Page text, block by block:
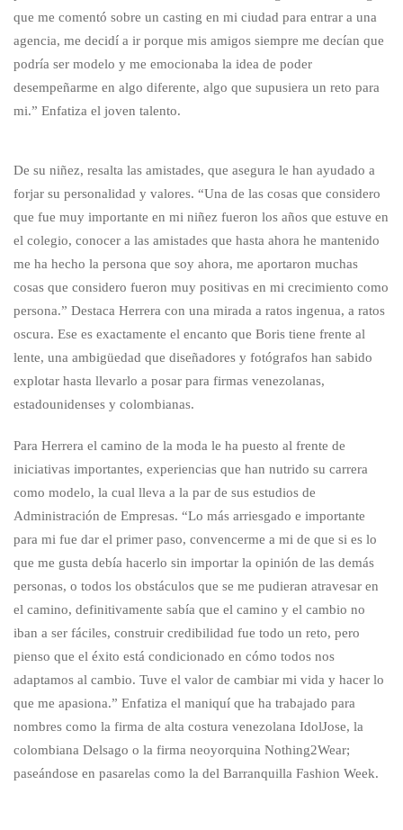
que me comentó sobre un casting en mi ciudad para entrar a una
agencia, me decidí a ir porque mis amigos siempre me decían que
podría ser modelo y me emocionaba la idea de poder
desempeñarme en algo diferente, algo que supusiera un reto para
mi.” Enfatiza el joven talento.
De su niñez, resalta las amistades, que asegura le han ayudado a
forjar su personalidad y valores. “Una de las cosas que considero
que fue muy importante en mi niñez fueron los años que estuve en
el colegio, conocer a las amistades que hasta ahora he mantenido
me ha hecho la persona que soy ahora, me aportaron muchas
cosas que considero fueron muy positivas en mi crecimiento como
persona.” Destaca Herrera con una mirada a ratos ingenua, a ratos
oscura. Ese es exactamente el encanto que Boris tiene frente al
lente, una ambigüedad que diseñadores y fotógrafos han sabido
explotar hasta llevarlo a posar para firmas venezolanas,
estadounidenses y colombianas.
Para Herrera el camino de la moda le ha puesto al frente de
iniciativas importantes, experiencias que han nutrido su carrera
como modelo, la cual lleva a la par de sus estudios de
Administración de Empresas. “Lo más arriesgado e importante
para mi fue dar el primer paso, convencerme a mi de que si es lo
que me gusta debía hacerlo sin importar la opinión de las demás
personas, o todos los obstáculos que se me pudieran atravesar en
el camino, definitivamente sabía que el camino y el cambio no
iban a ser fáciles, construir credibilidad fue todo un reto, pero
pienso que el éxito está condicionado en cómo todos nos
adaptamos al cambio. Tuve el valor de cambiar mi vida y hacer lo
que me apasiona.” Enfatiza el maniquí que ha trabajado para
nombres como la firma de alta costura venezolana IdolJose, la
colombiana Delsago o la firma neoyorquina Nothing2Wear;
paseándose en pasarelas como la del Barranquilla Fashion Week.